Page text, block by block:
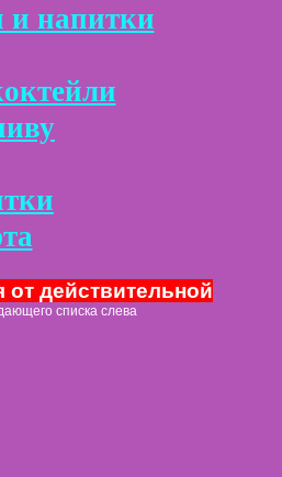
и напитки
действительной
списка слева